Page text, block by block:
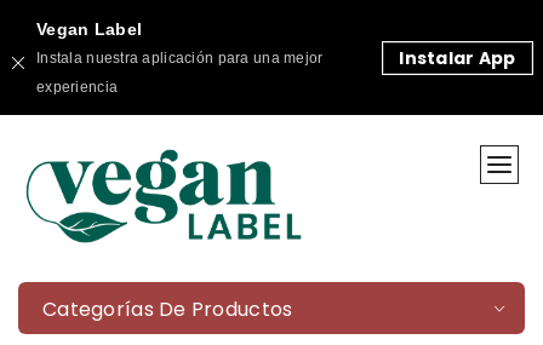
Categorías De Productos
Vegan Label
Instala nuestra aplicación para una mejor
experiencia
Instalar App